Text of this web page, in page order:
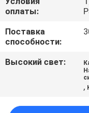
САЙТА
PRIVACY
POLICY
оплаты:
Поставка
способности:
Высокий свет:
,